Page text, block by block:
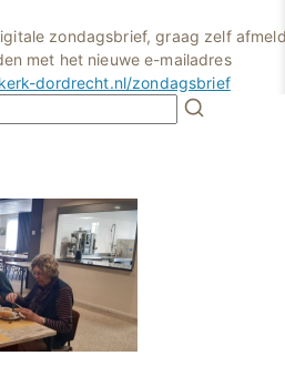
zondagsbrief, graag zelf
met het nieuwe e-mailadres
dordrecht.nl/zondagsbrief